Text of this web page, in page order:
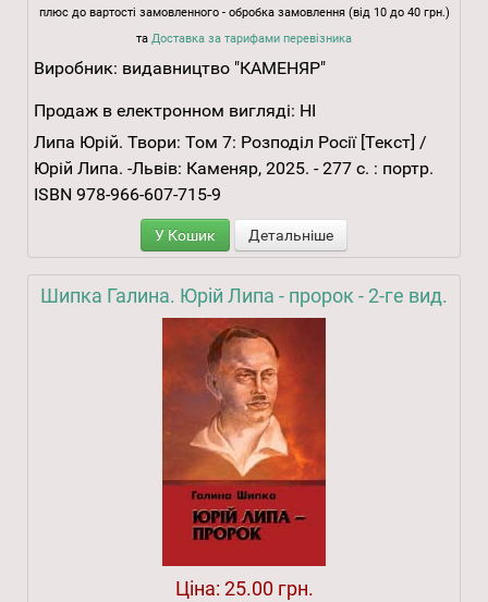
плюс до вартості замовленного - обробка замовлення (від 10 до 40 грн.)
та Доставка за тарифами перевізника
Виробник: видавництво "КАМЕНЯР"
Продаж в електронном вигляді: НІ
Липа Юрій. Твори: Том 7: Розподіл Росії [Текст] /
Юрій Липа. -Львів: Каменяр, 2025. - 277 с. : портр.
ISBN 978-966-607-715-9
У Кошик Детальніше
Шипка Галина. Юрій Липа - пророк - 2-ге вид.
Ціна: 25.00 грн.